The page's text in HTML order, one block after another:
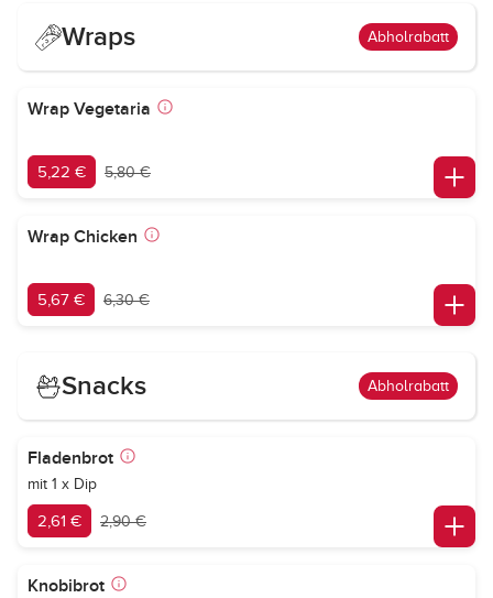
Wraps Abholrabatt
Wrap Vegetaria
5,22 € 5,80 €
Wrap Chicken
5,67 € 6,30 €
Snacks Abholrabatt
Fladenbrot
mit 1 x Dip
2,61 € 2,90 €
Knobibrot